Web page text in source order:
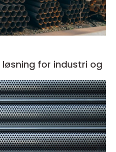
for industri og